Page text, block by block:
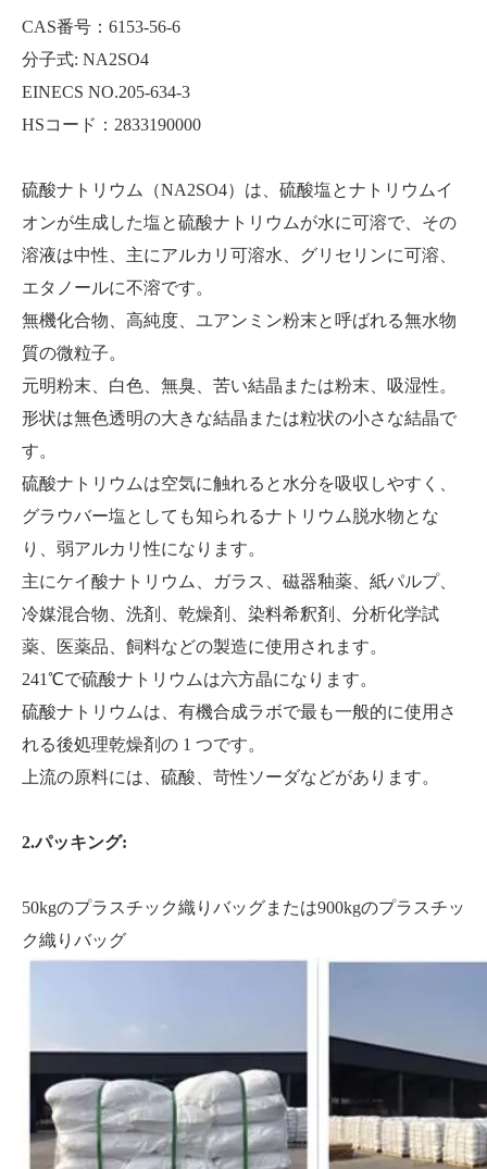
メタケイ酸ナトリウム無水物 重炭酸ナトリウム
中国酢酸ナトリウム無水 99% 純度 ギ酸ナトリウム
バッファー用 炭酸ナトリウム/ソーダ灰 ライト 99% Na2co3 CAS497-19-8 飼料添加物 ギ酸カルシウム 98% 飼料グレード CAS 544-17-2
CAS番号：6153-56-6
分子式: NA2SO4
EINECS NO.205-634-3
HSコード：2833190000
硫酸ナトリウム（NA2SO4）は、硫酸塩とナトリウムイ
オンが生成した塩と硫酸ナトリウムが水に可溶で、その
溶液は中性、主にアルカリ可溶水、グリセリンに可溶、
エタノールに不溶です。
無機化合物、高純度、ユアンミン粉末と呼ばれる無水物
質の微粒子。
元明粉末、白色、無臭、苦い結晶または粉末、吸湿性。
形状は無色透明の大きな結晶または粒状の小さな結晶で
す。
硫酸ナトリウムは空気に触れると水分を吸収しやすく、
グラウバー塩としても知られるナトリウム脱水物とな
り、弱アルカリ性になります。
主にケイ酸ナトリウム、ガラス、磁器釉薬、紙パルプ、
冷媒混合物、洗剤、乾燥剤、染料希釈剤、分析化学試
薬、医薬品、飼料などの製造に使用されます。
241℃で硫酸ナトリウムは六方晶になります。
硫酸ナトリウムは、有機合成ラボで最も一般的に使用さ
れる後処理乾燥剤の 1 つです。
上流の原料には、硫酸、苛性ソーダなどがあります。
2.パッキング:
50kgのプラスチック織りバッグまたは900kgのプラスチッ
ク織りバッグ